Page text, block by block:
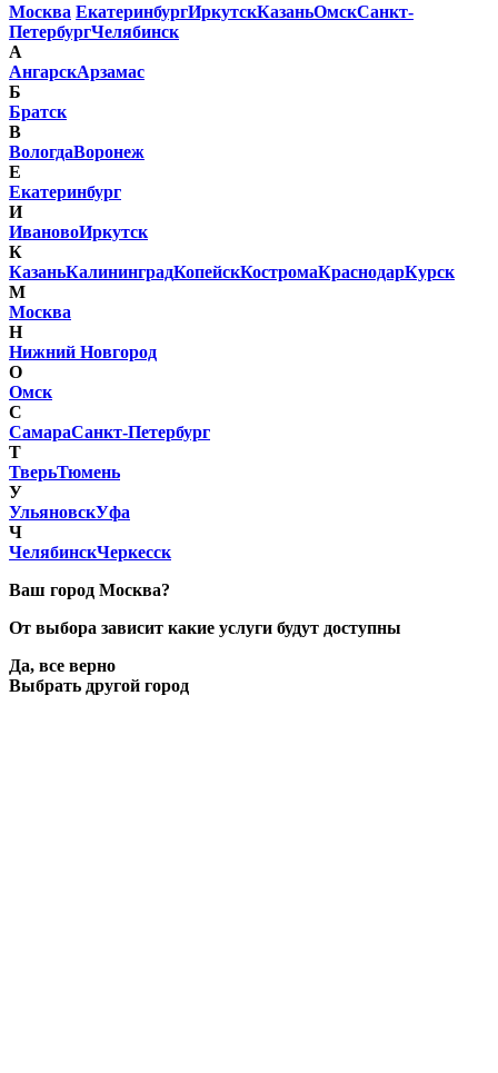
Москва ЕкатеринбургИркутскКазаньОмскСанкт-
ПетербургЧелябинск
А
АнгарскАрзамас
Б
Братск
В
ВологдаВоронеж
Е
Екатеринбург
И
ИвановоИркутск
К
КазаньКалининградКопейскКостромаКраснодарКурск
М
Москва
Н
Нижний Новгород
О
Омск
С
СамараСанкт-Петербург
Т
ТверьТюмень
У
УльяновскУфа
Ч
ЧелябинскЧеркесск
Ваш город Москва?
От выбора зависит какие услуги будут доступны
Да, все верно
Выбрать другой город